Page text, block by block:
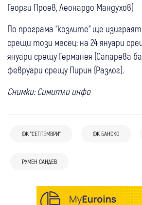
Георги Проев, Леонардо Мандухов)
По програма “козлите“ ще
срещи този месец: на 24 януари
януари срещу Германея (Сапарева
февруари срещу Пирин (Разлог).
Снимки: Симитли инфо
ФК "СЕПТЕМВРИ" ФК БАНСКО
РУМЕН САНДЕВ